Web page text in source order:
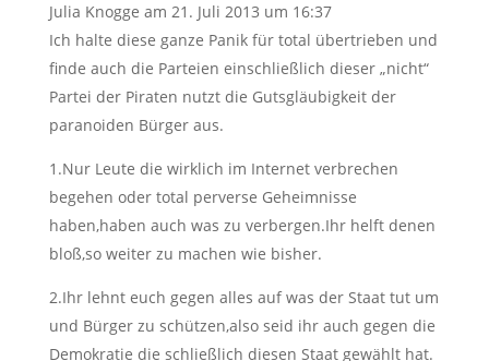
Julia Knogge am 21. Juli 2013 um 16:37
Ich halte diese ganze Panik für total übertrieben und
finde auch die Parteien einschließlich dieser „nicht“
Partei der Piraten nutzt die Gutsgläubigkeit der
paranoiden Bürger aus.
1.Nur Leute die wirklich im Internet verbrechen
begehen oder total perverse Geheimnisse
haben,haben auch was zu verbergen.Ihr helft denen
bloß,so weiter zu machen wie bisher.
2.Ihr lehnt euch gegen alles auf was der Staat tut um
und Bürger zu schützen,also seid ihr auch gegen die
Demokratie die schließlich diesen Staat gewählt hat.